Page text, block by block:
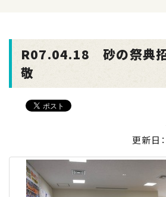
R07.04.18 砂の祭典
敬
更新日：